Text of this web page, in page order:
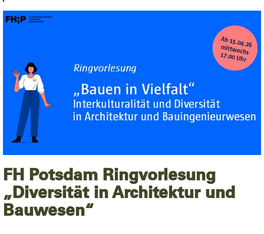
FH Potsdam Ringvorlesung
„Diversität in Architektur und
Bauwesen“